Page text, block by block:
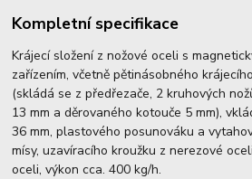
Kompletní specifikace
Krájecí složení z nožové oceli s
zařízením, včetně pětinásobného
(skládá se z předřezače, 2 kruhových
13 mm a děrovaného kotouče 5 mm),
36 mm, plastového posunováku a
mísy, uzavíracího kroužku z nerezové
oceli, výkon cca. 400 kg/h.